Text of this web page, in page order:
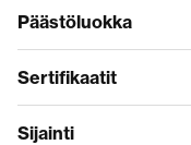
Päästöluokka
Sertifikaatit
Sijainti